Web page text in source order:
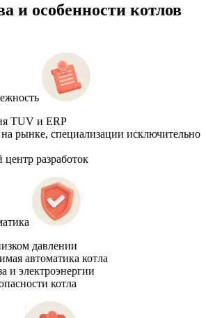
и особенности котлов
TUV и ERP
на рынке, специализации исключительно
центр разработок
давлении
автоматика котла
и электроэнергии
котла